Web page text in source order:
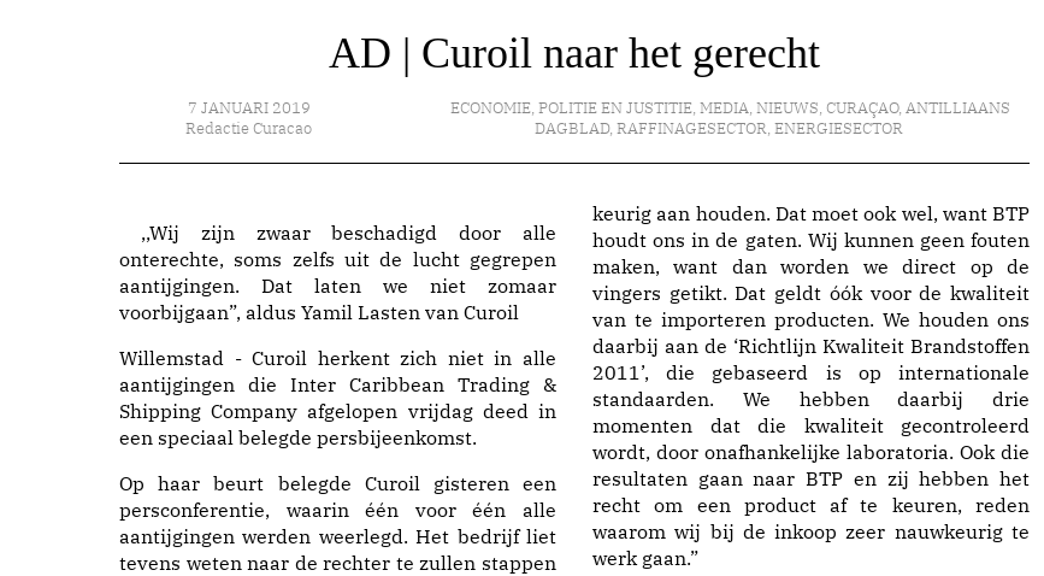
AD | Curoil naar het gerecht
7 JANUARI 2019
Redactie Curacao
ECONOMIE,POLITIE EN JUSTITIE,MEDIA,NIEUWS,CURAÇAO,ANTILLIAANS
DAGBLAD, RAFFINAGESECTOR, ENERGIESECTOR
,,Wij zijn zwaar beschadigd door alle
onterechte, soms zelfs uit de lucht gegrepen
aantijgingen. Dat laten we niet zomaar
voorbijgaan”, aldus Yamil Lasten van Curoil
Willemstad - Curoil herkent zich niet in alle
aantijgingen die Inter Caribbean Trading &
Shipping Company afgelopen vrijdag deed in
een speciaal belegde persbijeenkomst.
Op haar beurt belegde Curoil gisteren een
persconferentie, waarin één voor één alle
aantijgingen werden weerlegd. Het bedrijf liet
tevens weten naar de rechter te zullen stappen
keurig aan houden. Dat moet ook wel, want BTP
houdt ons in de gaten. Wij kunnen geen fouten
maken, want dan worden we direct op de
vingers getikt. Dat geldt óók voor de kwaliteit
van te importeren producten. We houden ons
daarbij aan de ‘Richtlijn Kwaliteit Brandstoffen
2011’, die gebaseerd is op internationale
standaarden. We hebben daarbij drie
momenten dat die kwaliteit gecontroleerd
wordt, door onafhankelijke laboratoria. Ook die
resultaten gaan naar BTP en zij hebben het
recht om een product af te keuren, reden
waarom wij bij de inkoop zeer nauwkeurig te
werk gaan.”